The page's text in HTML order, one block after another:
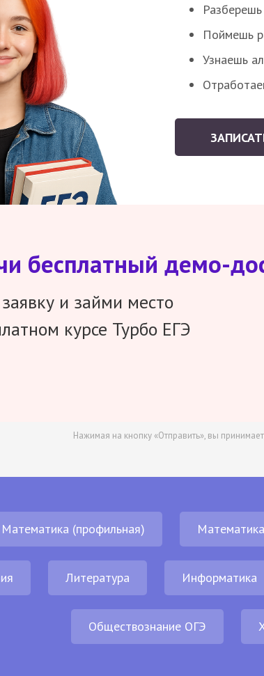
Поймешь
Узнаешь
бесплатный демо-
и займи место
курсе Турбо ЕГЭ
Нажимая на кнопку «Отправить», вы
Математика (профильная)
Литература Информатика
Обществознание ОГЭ